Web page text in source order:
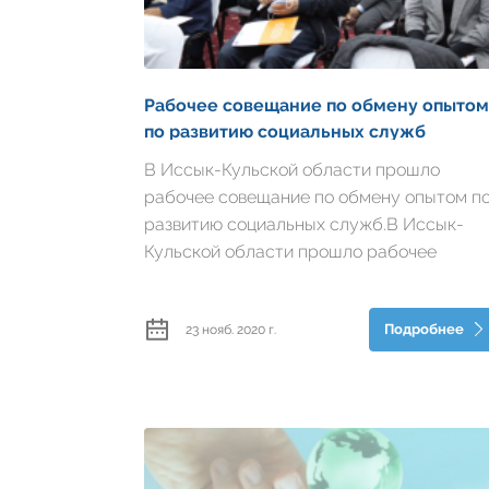
Рабочее совещание по обмену опытом
по развитию социальных служб
В Иссык-Кульской области прошло
рабочее совещание по обмену опытом
развитию социальных служб.В Иссык-
Кульской области прошло рабочее
развитию социальных служб.Сотрудники
Ак-Суйского, Джети-Огузского, Тюпского,
23 нояб. 2020 г. Подробнее